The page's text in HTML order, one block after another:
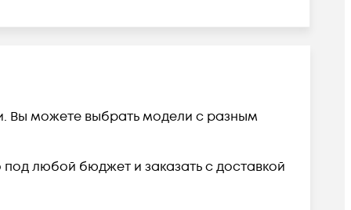
Вы можете выбрать модели с разным
под любой бюджет и заказать с доставкой